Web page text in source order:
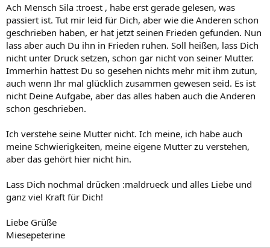
Ach Mensch Sila :troest , habe erst gerade gelesen, was
passiert ist. Tut mir leid für Dich, aber wie die Anderen schon
geschrieben haben, er hat jetzt seinen Frieden gefunden. Nun
lass aber auch Du ihn in Frieden ruhen. Soll heißen, lass Dich
nicht unter Druck setzen, schon gar nicht von seiner Mutter.
Immerhin hattest Du so gesehen nichts mehr mit ihm zutun,
auch wenn Ihr mal glücklich zusammen gewesen seid. Es ist
nicht Deine Aufgabe, aber das alles haben auch die Anderen
schon geschrieben.
Ich verstehe seine Mutter nicht. Ich meine, ich habe auch
meine Schwierigkeiten, meine eigene Mutter zu verstehen,
aber das gehört hier nicht hin.
Lass Dich nochmal drücken :maldrueck und alles Liebe und
ganz viel Kraft für Dich!
Liebe Grüße
Miesepeterine